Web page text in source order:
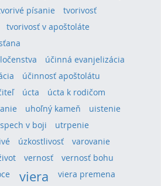
písanie
tvorivosť
tvorivosť v apoštoláte
účinná evanjelizácia
účinnosť apoštolátu
úcta
úcta k rodičom
uhoľný kameň
uistenie
v boji
utrpenie
úzkostlivosť
varovanie
vernosť
vernosť bohu
viera
viera premena